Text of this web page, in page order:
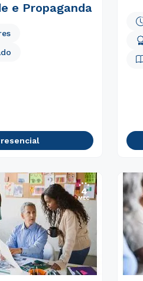
e Propaganda